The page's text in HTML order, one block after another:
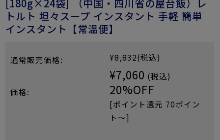
[180g×24袋] （中国・四川省の屋台飯）レ
トルト 坦々スープ インスタント 手軽 簡単
インスタント【常温便】
通常販売価格: ¥8,832(税込)
価格:
¥7,060 (税込)
20%OFF
[ポイント還元 70ポイン
ト〜]